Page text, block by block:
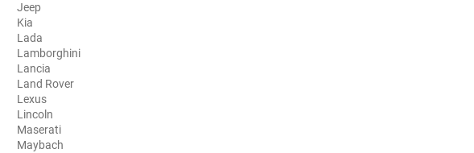
Aixam
Alfa Romeo
Alpine
Aston Martin
Audi
Jeep
Kia
Lada
Lamborghini
Lancia
Land Rover
Lexus
Lincoln
Maserati
Maybach